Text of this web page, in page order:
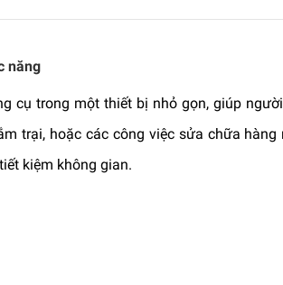
năng
cụ trong một thiết bị nhỏ gọn, giúp
trại, hoặc các công việc sửa chữa hàng
kiệm không gian.